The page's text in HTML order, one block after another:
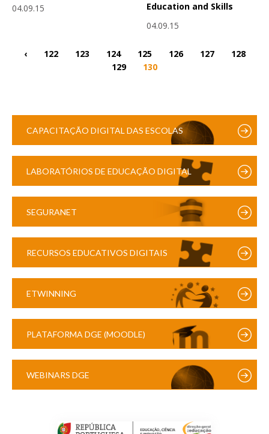
04.09.15
Education and Skills
04.09.15
‹ 122 123 124 125 126 127
128
129
130
CAPACITAÇÃO DIGITAL DAS ESCOLAS
LABORATÓRIOS DE EDUCAÇÃO DIGITAL
SEGURANET
RECURSOS EDUCATIVOS DIGITAIS
ETWINNING
PLATAFORMA DGE (MOODLE)
WEBINARS DGE